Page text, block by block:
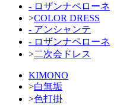
- ロザンナペローネ
>COLOR DRESS
- アンシャンテ
- ロザンナペローネ
>二次会ドレス
KIMONO
>白無垢
>色打掛